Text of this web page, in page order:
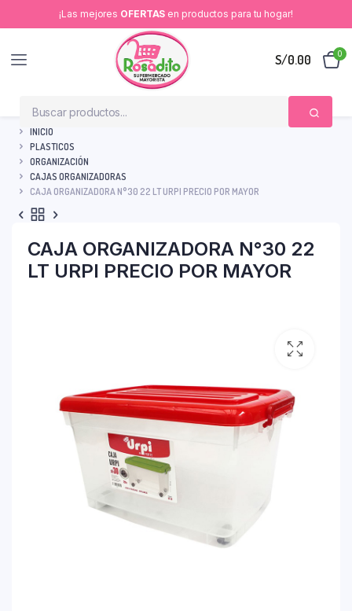
¡Las mejores OFERTAS en productos para tu hogar!
S/0.00 0
INICIO
PLASTICOS
ORGANIZACIÓN
CAJAS ORGANIZADORAS
CAJA ORGANIZADORA N°30 22 LT URPI PRECIO POR MAYOR
CAJA ORGANIZADORA N°30 22
LT URPI PRECIO POR MAYOR